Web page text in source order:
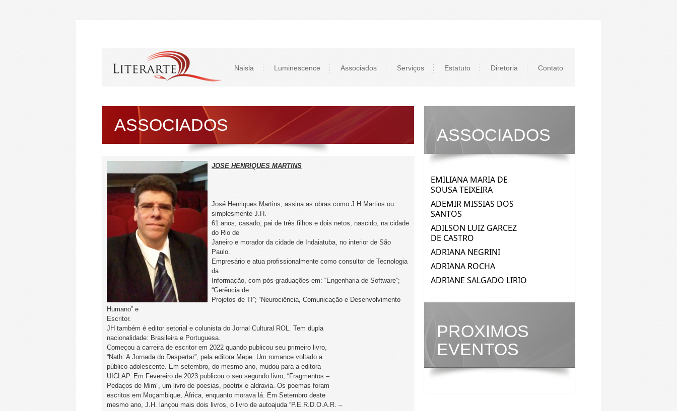
Naisla Luminescence Associados Serviços Estatuto Diretoria Contato
ASSOCIADOS
JOSE HENRIQUES MARTINS
José Henriques Martins, assina as obras como J.H.Martins ou
simplesmente J.H.
61 anos, casado, pai de três filhos e dois netos, nascido, na cidade
do Rio de
Janeiro e morador da cidade de Indaiatuba, no interior de São
Paulo.
Empresário e atua profissionalmente como consultor de Tecnologia
da
Informação, com pós-graduações em: “Engenharia de Software”;
“Gerência de
Projetos de TI”; “Neurociência, Comunicação e Desenvolvimento
Humano” e
Escritor.
JH também é editor setorial e colunista do Jornal Cultural ROL. Tem dupla
nacionalidade: Brasileira e Portuguesa.
Começou a carreira de escritor em 2022 quando publicou seu primeiro livro,
“Nath: A Jornada do Despertar”, pela editora Mepe. Um romance voltado a
público adolescente. Em setembro, do mesmo ano, mudou para a editora
UICLAP. Em Fevereiro de 2023 publicou o seu segundo livro, “Fragmentos –
Pedaços de Mim”, um livro de poesias, poetrix e aldravia. Os poemas foram
escritos em Moçambique, África, enquanto morava lá. Em Setembro deste
mesmo ano, J.H. lançou mais dois livros, o livro de autoajuda “P.E.R.D.O.A.R. –
ASSOCIADOS
PROXIMOS
EVENTOS